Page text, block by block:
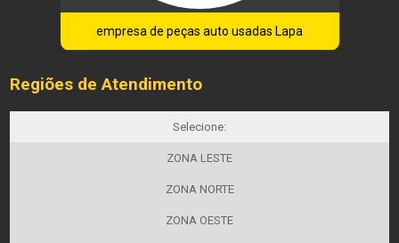
empresa de peças auto usadas Lapa
Regiões de Atendimento
Selecione:
ZONA LESTE
ZONA NORTE
ZONA OESTE